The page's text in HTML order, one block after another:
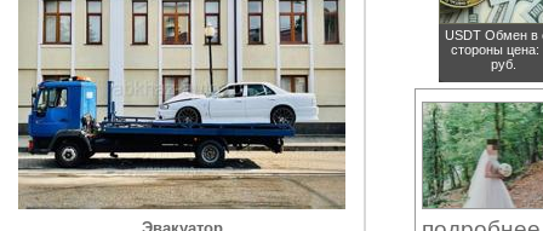
USDT Обмен в
стороны цена:
руб.